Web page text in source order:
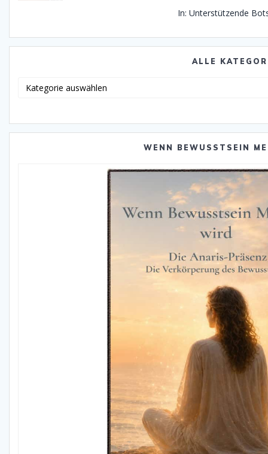
In: Unterstützende
ALLE
WENN BEWUSSTSEIN